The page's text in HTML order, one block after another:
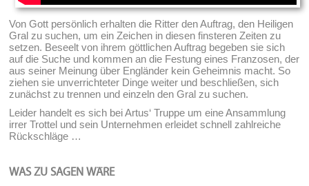
Von Gott persönlich erhalten die Ritter den Auftrag, den Heiligen
Gral zu suchen, um ein Zeichen in diesen finsteren Zeiten zu
setzen. Beseelt von ihrem göttlichen Auftrag begeben sie sich
auf die Suche und kommen an die Festung eines Franzosen, der
aus seiner Meinung über Engländer kein Geheimnis macht. So
ziehen sie unverrichteter Dinge weiter und beschließen, sich
zunächst zu trennen und einzeln den Gral zu suchen.
Leider handelt es sich bei Artus‘ Truppe um eine Ansammlung
irrer Trottel und sein Unternehmen erleidet schnell zahlreiche
Rückschläge …
WAS ZU SAGEN WÄRE